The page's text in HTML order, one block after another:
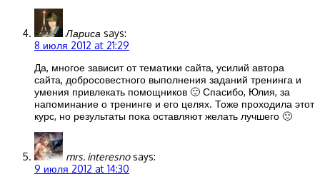
Лариса says:
8 июля 2012 at 21:29
Да, многое зависит от тематики сайта, усилий автора
сайта, добросовестного выполнения заданий тренинга и
умения привлекать помощников 🙂 Спасибо, Юлия, за
напоминание о тренинге и его целях. Тоже проходила этот
курс, но результаты пока оставляют желать лучшего 🙂
mrs. interesno says:
9 июля 2012 at 14:30